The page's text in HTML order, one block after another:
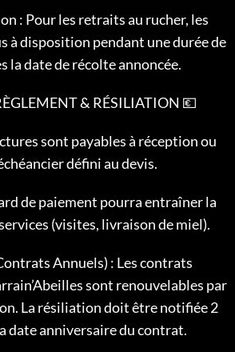
: Pour les retraits au rucher, les
à disposition pendant une durée de
la date de récolte annoncée.
& RÉSILIATION 💶
sont payables à réception ou
défini au devis.
de paiement pourra entraîner la
(visites, livraison de miel).
Annuels) : Les contrats
sont renouvelables par
La résiliation doit être notifiée 2
date anniversaire du contrat.